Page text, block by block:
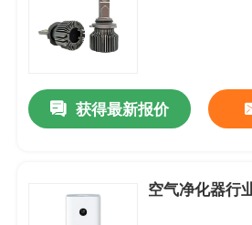
获得最新报价
空气净化器行